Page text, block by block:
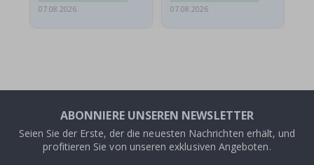
07.08.2026
07.08.2026
ABONNIERE UNSEREN NEWSLETTER
Seien Sie der Erste, der die neuesten Nachrichten erhält, und
profitieren Sie von unseren exklusiven Angeboten.